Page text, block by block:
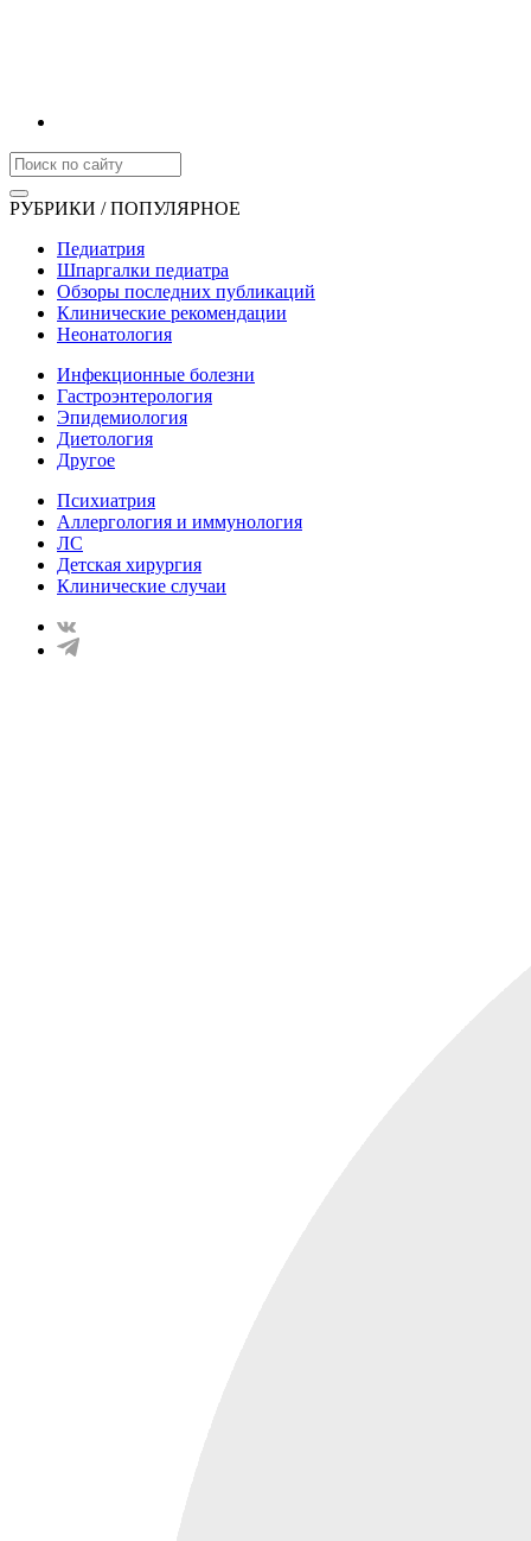
РУБРИКИ / ПОПУЛЯРНОЕ
Педиатрия
Шпаргалки педиатра
Обзоры последних публикаций
Клинические рекомендации
Неонатология
Инфекционные болезни
Гастроэнтерология
Эпидемиология
Диетология
Другое
Психиатрия
Аллергология и иммунология
ЛС
Детская хирургия
Клинические случаи